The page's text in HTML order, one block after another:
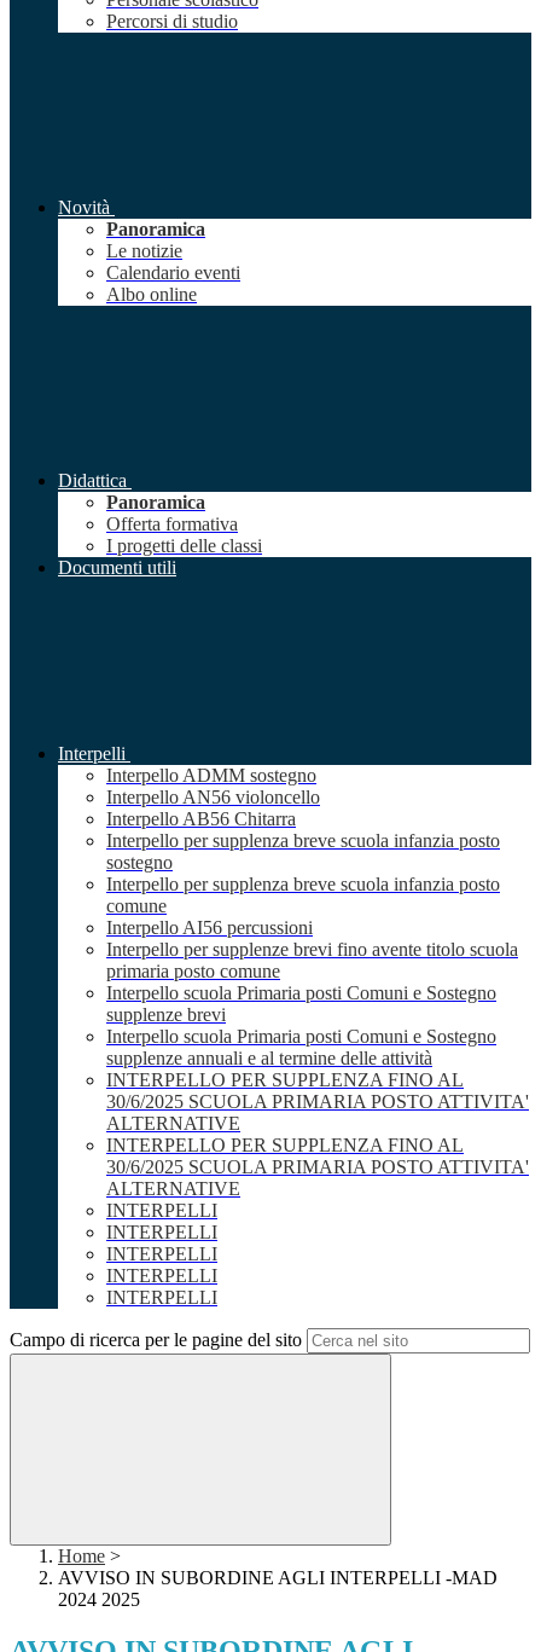
Percorsi di studio
Novità
Panoramica
Le notizie
Calendario eventi
Albo online
Didattica
Panoramica
Offerta formativa
I progetti delle classi
Documenti utili
Interpelli
Interpello ADMM sostegno
Interpello AN56 violoncello
Interpello AB56 Chitarra
Interpello per supplenza breve scuola infanzia posto
sostegno
Interpello per supplenza breve scuola infanzia posto
comune
Interpello AI56 percussioni
Interpello per supplenze brevi fino avente titolo scuola
primaria posto comune
Interpello scuola Primaria posti Comuni e Sostegno
supplenze brevi
Interpello scuola Primaria posti Comuni e Sostegno
supplenze annuali e al termine delle attività
INTERPELLO PER SUPPLENZA FINO AL
30/6/2025 SCUOLA PRIMARIA POSTO ATTIVITA'
ALTERNATIVE
INTERPELLO PER SUPPLENZA FINO AL
30/6/2025 SCUOLA PRIMARIA POSTO ATTIVITA'
ALTERNATIVE
INTERPELLI
INTERPELLI
INTERPELLI
INTERPELLI
INTERPELLI
Campo di ricerca per le pagine del sito
Home >
AVVISO IN SUBORDINE AGLI INTERPELLI -MAD
2024 2025